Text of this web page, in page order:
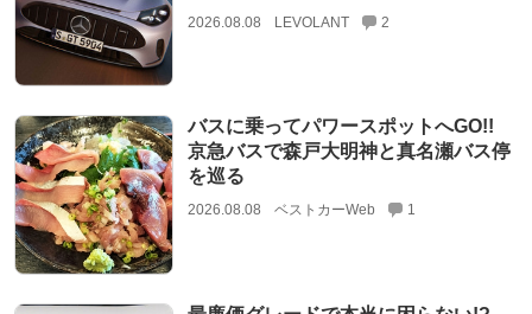
2026.08.08 LEVOLANT 2
バスに乗ってパワースポットへGO!!
京急バスで森戸大明神と真名瀬バス停
を巡る
2026.08.08 ベストカーWeb 1